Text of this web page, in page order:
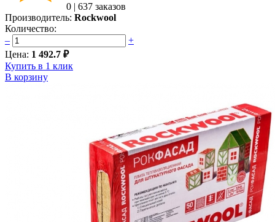
0 | 637 заказов
Производитель: Rockwool
Количество:
–
+
Цена: 1 492.7 ₽
Купить в 1 клик
В корзину